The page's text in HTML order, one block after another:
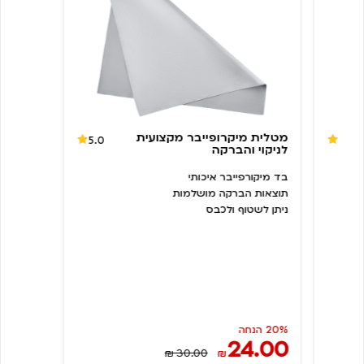
מטלית מיקרופייבר מקצועית
לניקוי והברקה
5.0
בד מיקורפייבר איכותי
תוצאות הברקה מושלמות
ניתן לשטוף ולכבס
20% הנחה
₪24.00
₪ 30.00